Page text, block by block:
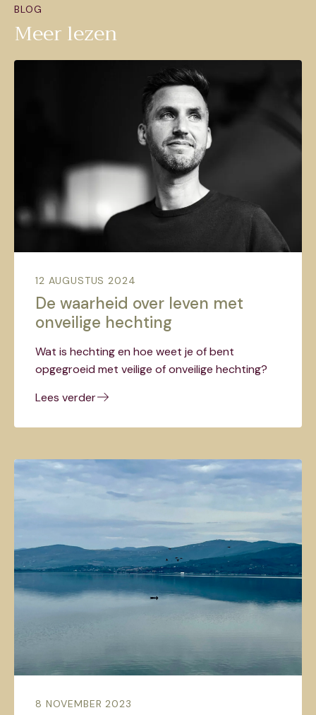
BLOG
Meer lezen
12 AUGUSTUS 2024
De waarheid over leven met
onveilige hechting
Wat is hechting en hoe weet je of bent
opgegroeid met veilige of onveilige hechting?
Lees verder
8 NOVEMBER 2023